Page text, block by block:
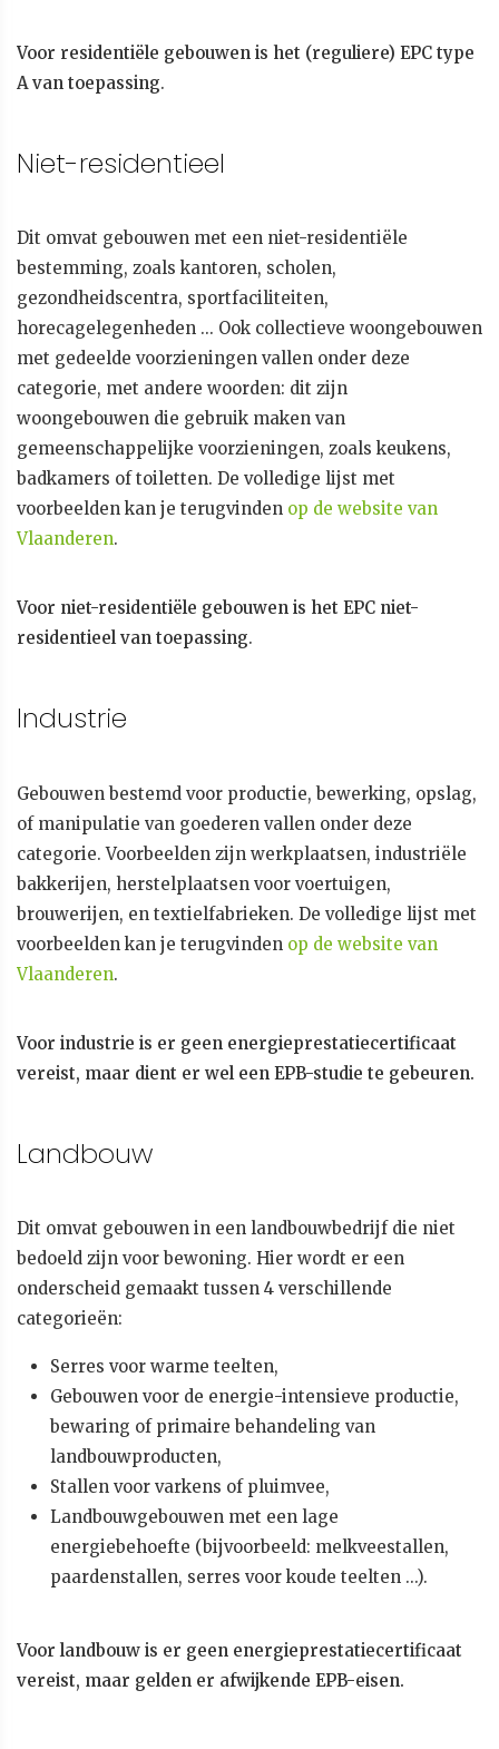
Voor residentiële gebouwen is het (reguliere) EPC type
A van toepassing.
Niet-residentieel
Dit omvat gebouwen met een niet-residentiële
bestemming, zoals kantoren, scholen,
gezondheidscentra, sportfaciliteiten,
horecagelegenheden ... Ook collectieve woongebouwen
met gedeelde voorzieningen vallen onder deze
categorie, met andere woorden: dit zijn
woongebouwen die gebruik maken van
gemeenschappelijke voorzieningen, zoals keukens,
badkamers of toiletten. De volledige lijst met
voorbeelden kan je terugvinden op de website van
Vlaanderen.
Voor niet-residentiële gebouwen is het EPC niet-
residentieel van toepassing.
Industrie
Gebouwen bestemd voor productie, bewerking, opslag,
of manipulatie van goederen vallen onder deze
categorie. Voorbeelden zijn werkplaatsen, industriële
bakkerijen, herstelplaatsen voor voertuigen,
brouwerijen, en textielfabrieken. De volledige lijst met
voorbeelden kan je terugvinden op de website van
Vlaanderen.
Voor industrie is er geen energieprestatiecertificaat
vereist, maar dient er wel een EPB-studie te gebeuren.
Landbouw
Dit omvat gebouwen in een landbouwbedrijf die niet
bedoeld zijn voor bewoning. Hier wordt er een
onderscheid gemaakt tussen 4 verschillende
categorieën:
Serres voor warme teelten,
Gebouwen voor de energie-intensieve productie,
bewaring of primaire behandeling van
landbouwproducten,
Stallen voor varkens of pluimvee,
Landbouwgebouwen met een lage
energiebehoefte (bijvoorbeeld: melkveestallen,
paardenstallen, serres voor koude teelten ...).
Voor landbouw is er geen energieprestatiecertificaat
vereist, maar gelden er afwijkende EPB-eisen.